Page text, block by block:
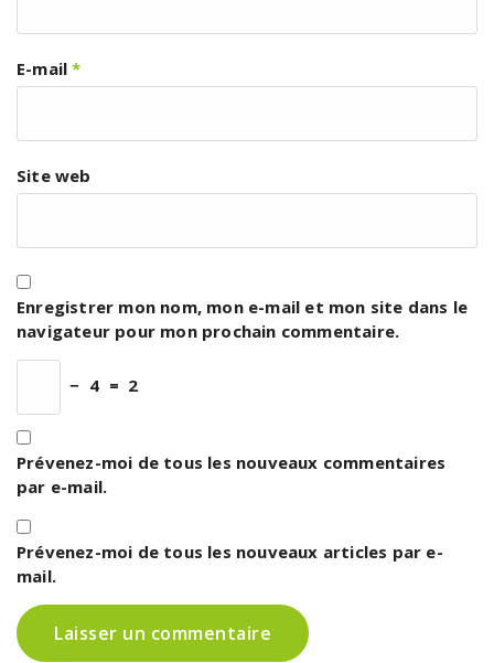
E-mail*
Site web
Enregistrer mon nom, mon e-mail et mon site dans le
navigateur pour mon prochain commentaire.
− 4 = 2
Prévenez-moi de tous les nouveaux commentaires
par e-mail.
Prévenez-moi de tous les nouveaux articles par e-
mail.